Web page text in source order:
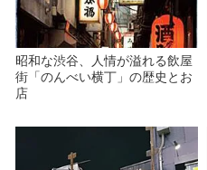
昭和な渋谷、人情が溢れる飲屋
街「のんべい横丁」の歴史とお
店